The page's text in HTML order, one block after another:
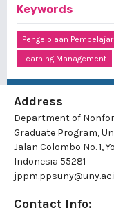
Keywords
Pengelolaan
Learning Management
Address
Department of
Graduate Program,
Jalan Colombo No. 1,
Indonesia 55281
Contact Info: